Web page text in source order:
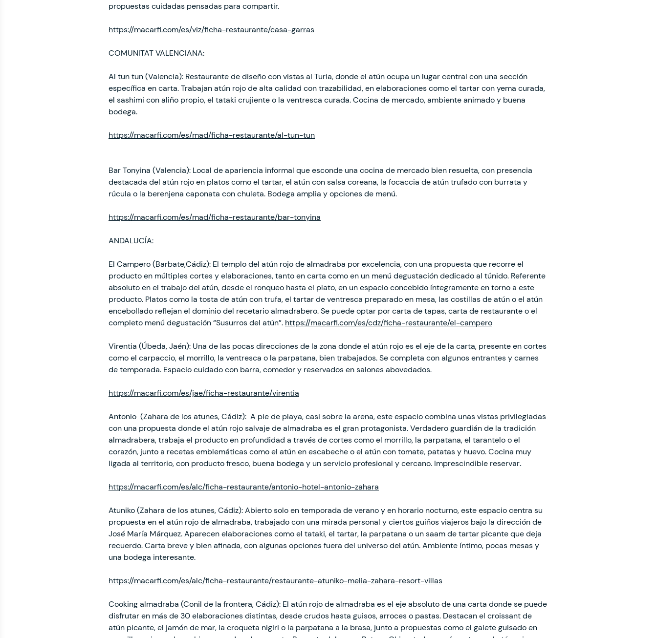
propuestas cuidadas pensadas para compartir.
https://macarfi.com/es/viz/ficha-restaurante/casa-garras
COMUNITAT VALENCIANA:
Al tun tun (Valencia): Restaurante de diseño con vistas al Turia, donde el atún ocupa un lugar central con una sección
específica en carta. Trabajan atún rojo de alta calidad con trazabilidad, en elaboraciones como el tartar con yema curada,
el sashimi con aliño propio, el tataki crujiente o la ventresca curada. Cocina de mercado, ambiente animado y buena
bodega.
https://macarfi.com/es/mad/ficha-restaurante/al-tun-tun
Bar Tonyina (Valencia): Local de apariencia informal que esconde una cocina de mercado bien resuelta, con presencia
destacada del atún rojo en platos como el tartar, el atún con salsa coreana, la focaccia de atún trufado con burrata y
rúcula o la berenjena caponata con chuleta. Bodega amplia y opciones de menú.
https://macarfi.com/es/mad/ficha-restaurante/bar-tonyina
ANDALUCÍA:
El Campero (Barbate,Cádiz): El templo del atún rojo de almadraba por excelencia, con una propuesta que recorre el
producto en múltiples cortes y elaboraciones, tanto en carta como en un menú degustación dedicado al túnido. Referente
absoluto en el trabajo del atún, desde el ronqueo hasta el plato, en un espacio concebido íntegramente en torno a este
producto. Platos como la tosta de atún con trufa, el tartar de ventresca preparado en mesa, las costillas de atún o el atún
encebollado reflejan el dominio del recetario almadrabero. Se puede optar por carta de tapas, carta de restaurante o el
completo menú degustación “Susurros del atún”. https://macarfi.com/es/cdz/ficha-restaurante/el-campero
Virentia (Úbeda, Jaén): Una de las pocas direcciones de la zona donde el atún rojo es el eje de la carta, presente en cortes
como el carpaccio, el morrillo, la ventresca o la parpatana, bien trabajados. Se completa con algunos entrantes y carnes
de temporada. Espacio cuidado con barra, comedor y reservados en salones abovedados.
https://macarfi.com/es/jae/ficha-restaurante/virentia
Antonio (Zahara de los atunes, Cádiz): A pie de playa, casi sobre la arena, este espacio combina unas vistas privilegiadas
con una propuesta donde el atún rojo salvaje de almadraba es el gran protagonista. Verdadero guardián de la tradición
almadrabera, trabaja el producto en profundidad a través de cortes como el morrillo, la parpatana, el tarantelo o el
corazón, junto a recetas emblemáticas como el atún en escabeche o el atún con tomate, patatas y huevo. Cocina muy
ligada al territorio, con producto fresco, buena bodega y un servicio profesional y cercano. Imprescindible reservar.
https://macarfi.com/es/alc/ficha-restaurante/antonio-hotel-antonio-zahara
Atuniko (Zahara de los atunes, Cádiz): Abierto solo en temporada de verano y en horario nocturno, este espacio centra su
propuesta en el atún rojo de almadraba, trabajado con una mirada personal y ciertos guiños viajeros bajo la dirección de
José María Márquez. Aparecen elaboraciones como el tataki, el tartar, la parpatana o un saam de tartar picante que deja
recuerdo. Carta breve y bien afinada, con algunas opciones fuera del universo del atún. Ambiente íntimo, pocas mesas y
una bodega interesante.
https://macarfi.com/es/alc/ficha-restaurante/restaurante-atuniko-melia-zahara-resort-villas
Cooking almadraba (Conil de la frontera, Cádiz): El atún rojo de almadraba es el eje absoluto de una carta donde se puede
disfrutar en más de 30 elaboraciones distintas, desde crudos hasta guisos, arroces o pastas. Destacan el croissant de
atún picante, el jamón de mar, la croqueta nigiri o la parpatana a la brasa, junto a propuestas como el galete guisado en